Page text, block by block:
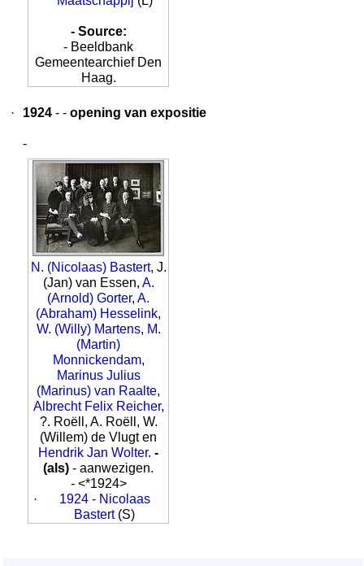
- Source:
- Beeldbank
Gemeentearchief Den
Haag.
· 1924 - - opening van expositie
-
N. (Nicolaas) Bastert, J.
(Jan) van Essen, A.
(Arnold) Gorter, A.
(Abraham) Hesselink,
W. (Willy) Martens, M.
(Martin)
Monnickendam,
Marinus Julius
(Marinus) van Raalte,
Albrecht Felix Reicher,
?. Roëll, A. Roëll, W.
(Willem) de Vlugt en
Hendrik Jan Wolter. -
(als) - aanwezigen.
- <*1924>
·
1924 - Nicolaas
Bastert(S)